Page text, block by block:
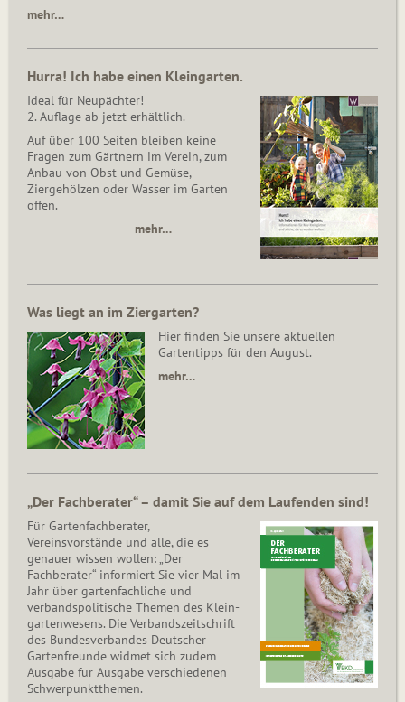
mehr…
Hurra! Ich habe einen Kleingarten.
Ideal für Neupächter!
2. Auflage ab jetzt erhältlich.
Auf über 100 Seiten bleiben keine
Fragen zum Gärtnern im Verein, zum
Anbau von Obst und Gemüse,
Ziergehölzen oder Wasser im Garten
offen.
mehr…
Was liegt an im Ziergarten?
Hier finden Sie unsere aktuellen
Gartentipps für den August.
mehr…
„Der Fachberater“ – damit Sie auf dem Laufenden sind!
Für Gartenfachberater,
Vereinsvorstände und alle, die es
genauer wissen wollen: „Der
Fachberater“ informiert Sie vier Mal im
Jahr über gartenfachliche und
verbandspolitische Themen des Klein­
gar­ten­wesens. Die Ver­bands­zeit­schrift
des Bun­des­ver­ban­des Deutscher
Gartenfreunde widmet sich zudem
Ausgabe für Ausgabe verschiedenen
Schwer­punkt­the­men.